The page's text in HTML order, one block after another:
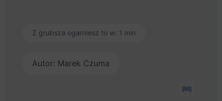
Z grubsza ogarniesz to w: 1 min
Autor: Marek Czuma